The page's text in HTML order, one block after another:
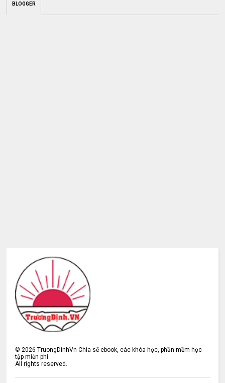
BLOGGER
© 2026 TruongDinhVn Chia sẽ ebook, các khóa học, phần mềm học
tập miễn phí
All rights reserved.